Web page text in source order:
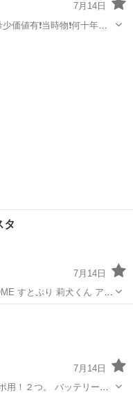
7月14日
タ
7月14日
デル
7月14日
用！２つ。 バッテリー充